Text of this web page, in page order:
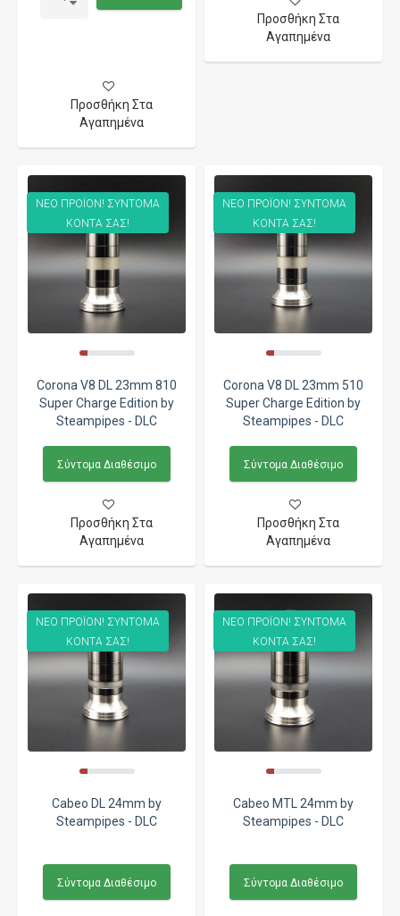
Προσθήκη Στα
Αγαπημένα
Προσθήκη Στα
Αγαπημένα
ΝΕΟ ΠΡΟΪΟΝ! ΣΥΝΤΟΜΑ
ΚΟΝΤΑ ΣΑΣ!
Corona V8 DL 23mm 810
Super Charge Edition by
Steampipes - DLC
Σύντομα Διαθέσιμο
Προσθήκη Στα
Αγαπημένα
ΝΕΟ ΠΡΟΪΟΝ! ΣΥΝΤΟΜΑ
ΚΟΝΤΑ ΣΑΣ!
Corona V8 DL 23mm 510
Super Charge Edition by
Steampipes - DLC
Σύντομα Διαθέσιμο
Προσθήκη Στα
Αγαπημένα
ΝΕΟ ΠΡΟΪΟΝ! ΣΥΝΤΟΜΑ
ΚΟΝΤΑ ΣΑΣ!
Cabeo DL 24mm by
Steampipes - DLC
Σύντομα Διαθέσιμο
ΝΕΟ ΠΡΟΪΟΝ! ΣΥΝΤΟΜΑ
ΚΟΝΤΑ ΣΑΣ!
Cabeo MTL 24mm by
Steampipes - DLC
Σύντομα Διαθέσιμο